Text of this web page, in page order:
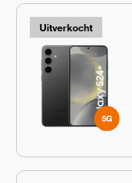
Uitverkocht